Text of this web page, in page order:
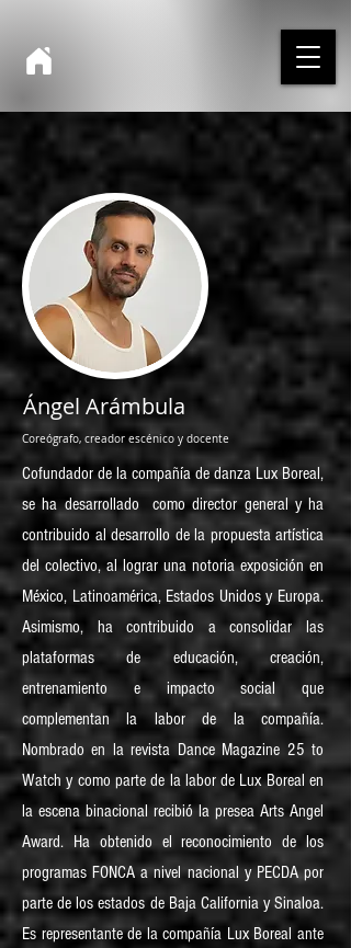
Ángel Arámbula
Coreógrafo, creador escénico y docente
Cofundador de la compañía de danza Lux Boreal,
se ha desarrollado como director general y ha
contribuido al desarrollo de la propuesta artística
del colectivo, al lograr una notoria exposición en
México, Latinoamérica, Estados Unidos y Europa.
Asimismo, ha contribuido a consolidar las
plataformas de educación, creación,
entrenamiento e impacto social que
complementan la labor de la compañía.
Nombrado en la revista Dance Magazine 25 to
Watch y como parte de la labor de Lux Boreal en
la escena binacional recibió la presea Arts Angel
Award. Ha obtenido el reconocimiento de los
programas FONCA a nivel nacional y PECDA por
parte de los estados de Baja California y Sinaloa.
Es representante de la compañía Lux Boreal ante